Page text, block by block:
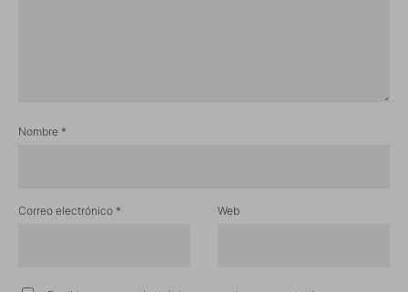
Nombre *
Correo electrónico * Web